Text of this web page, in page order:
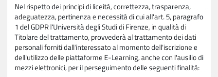
Nel rispetto dei principi di liceità, correttezza, trasparenza,
adeguatezza, pertinenza e necessità di cui all'art. 5, paragrafo
1 del GDPR l'Università degli Studi di Firenze, in qualità di
Titolare del trattamento, provvederà al trattamento dei dati
personali forniti dall'interessato al momento dell'iscrizione e
dell'utilizzo delle piattaforme E-Learning, anche con l'ausilio di
mezzi elettronici, per il perseguimento delle seguenti finalità: